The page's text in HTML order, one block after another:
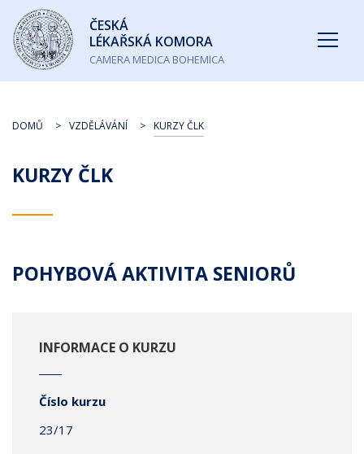
Česká
lékařská
komora
ČESKÁ
LÉKAŘSKÁ KOMORA
CAMERA MEDICA BOHEMICA
KURZY ČLK
DOMŮ VZDĚLÁVÁNÍ KURZY ČLK
POHYBOVÁ AKTIVITA SENIORŮ
INFORMACE O KURZU
Číslo kurzu
23/17